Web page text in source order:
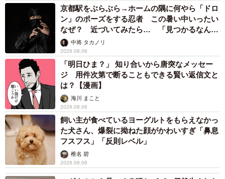
京都駅をぶらぶら→ホームの隅に何やら「ドロ
ン」のポーズをする忍者 この暑い中いったい
なぜ？ 近づいてみたら… 「見つかるなんて
未熟」中将 タカノリ
2026.08.06
「明日ひま？」 知り合いから唐突なメッセー
ジ 用件次第で断ることもできる賢い返信文と
は？【漫画】
海川 まこと
2026.08.06
飼い主が食べているヨーグルトをもらえなかっ
た犬さん、爆裂に拗ねた顔がかわいすぎ「鼻息
フスフス」「反則レベル」
椎名 碧
2026.08.06